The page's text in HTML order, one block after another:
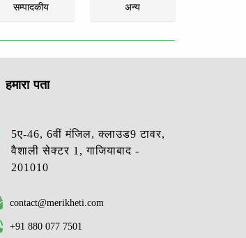
सम्पादकीय अन्य
हमारा पता
5ए-46, 6वीं मंजिल, क्लाउड9 टावर,
वैशाली सेक्टर 1, गाजियाबाद -
201010
contact@merikheti.com
+91 880 077 7501